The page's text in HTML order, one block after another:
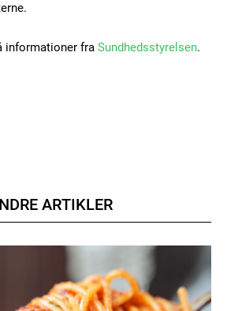
informationer fra Sundhedsstyrelsen.
ARTIKLER